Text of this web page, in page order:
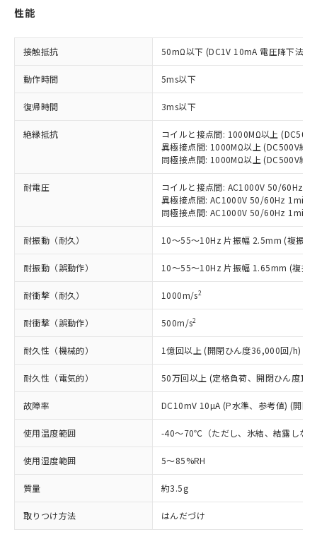
性能
接触抵抗 50mΩ以下 (DC1V 10mA 電圧降下法)
動作時間 5ms以下
復帰時間 3ms以下
絶縁抵抗
コイルと接点間: 1000MΩ以上
異極接点間: 1000MΩ以上 (DC500V絶
同極接点間: 1000MΩ以上 (DC500V絶
耐電圧
コイルと接点間: AC1000V 50/60Hz
異極接点間: AC1000V 50/60Hz 1min
同極接点間: AC1000V 50/60Hz 1min
耐振動（耐久） 10～55～10Hz 片振幅 2.5mm (複振幅
耐振動（誤動作） 10～55～10Hz 片振幅 1.65mm (複振
耐衝撃（耐久） 1000m/s2
耐衝撃（誤動作） 500m/s2
耐久性（機械的） 1億回以上 (開閉ひん度36,000回/h)
耐久性（電気的） 50万回以上 (定格負荷、開閉ひん度
故障率 DC10mV 10µA (P水準、参考値) (開閉
使用温度範囲 -40～70℃（ただし、氷結、結露しな
使用湿度範囲 5～85%RH
質量 約3.5g
取りつけ方法 はんだづけ
以下の条件をお読みいただき、同意のうえ
ご利用ください。
本サービスは、当社制御機器事業取扱
商品の当社在庫状況および標準価格
(税抜)を提供させていただくもので
当社制御機器事業取扱商品の中には、
本サービスの対象外となる商品もある
ことをご了承ください。
在庫状況および標準価格照会結果は、
記載している更新日時点での社内デー
タに基づき作成されるものであり、閲
覧された時点での実際の在庫および標
準価格とは異なる場合があることをご
了承ください。
正式な納期状況および標準価格はお客
様のお取引先、またはお客様担当のオ
ムロン制御機器販売店・当社販売員に
ご相談ください。
オムロン制御機器販売店や当社販売拠
点は「
販売ネットワーク
」をご確認
在庫状況および標準価格結果を当社の
事前の承諾なく第三者に漏洩または開
示しないようお願いします。
マイパーツ機能（部品リスト作成サー
ビス）をご利用いただくには、I-Web
メンバーズにご登録されている必要が
お客様が当ウェブサイト上で当社にご
登録された部品リストについて、当社
商品です。
対応予定なし：EU RoHS指令（10物質）の
非含有に非対応の商品で、対応品を出す予
定はありません。
非含有の対応状況を調査中または確認中の
商品です。
非該当品：ライセンス料など無形物で、有
害物質有無と関係のない商品です。
仕入先様の事情により、非含有部品として
いたものが、含有品と判明した場合などや
むを得ず変更することがあります。
鉛(Pb) 1000ppm以下、 水銀(Hg) 1000ppm以下、 カド
ミウム(Cd) 100ppm以下、
六価クロム(Cr(Ⅵ)) 1000ppm以下、ポリ臭化ビフェニル
類(PBB) 1000ppm以下、ポリ臭化ジフェニルエーテル類
(PBDE) 1000ppm以下、フタル酸ビス(2-エチルヘキシ
ル) (DEHP)(別名：DOP) 1000ppm以下、フタル酸ブチ
ルベンジル（BBP） 1000ppm以下、フタル酸ジブチル
（DBP） 1000ppm以下、フタル酸ジイソブチル
(DIBP) 1000ppm以下
但し、RoHS指令で産業用監視および制御機器に対する
適用除外項目は除く。
フタル酸エステル類の４物質については閾値を超える意
部品在庫の切り替え状況などにより、予定
月が前後することがあります。
※3 非含有証明書ダウンロード
※1 中国RoHS○×表
「○」：最大均質材料含有率が中国RoHSの
基準値以下であることを示します。
「×」：最大均質材料含有率が中国RoHSの
基準値を超えていることを示します。
「－」：未確認です。当社販売部門へお問
*中国RoHS10物質の基準値 (GB/T26572)：
Pb(鉛) :1000ppm、 Hg(水銀) : 1000ppm、 Cd(カドミウ
ム) : 100ppm、
ニル類) : 1000ppm、 PBDEs(ポリ臭化ジフェニルエーテ
ル類) : 1000ppm、
DBP(フタル酸ジブチル) : 1000ppm、 DIBP(フタル酸ジ
イソブチル) : 1000ppm、 BBP(フタル酸ブチルベンジ
ル) : 1000ppm、
DEHP(フタル酸ビス(2-エチルヘキシル)) : 1000ppm
※2 環境保護使用期限
「ｅ」：有害物質（10物質）のすべてが基
準値以下であることを示します。
「10」：通常の使用状況下において有害物
質が外部に漏えいし、環境に深刻な影響を
及ぼさない年数を意味します。
「－」：未確認です。当社販売部門へお問
当社は、これら貴社製品のうち、外国
為替および外国貿易法に定める商品
（以下｢規制貨物等」という）を輸出
または国外への提供する場合は、日本
国政府の輸出許可(または役務取引許
可)を取得するなどの必要な手続きを
当社は規制貨物を破棄する場合は、完
全に破砕するなど、違法に輸出されな
いよう必要な手段を講じます。
当社は貴社製品を、核兵器、ミサイ
ル、化学兵器、生物兵器またはその他
武器並びにこれらの製造装置等に一切
使用いたしません。
当社は、貴社製品を第三者に販売する
場合は、上記1、2および3の内容を当
該第三者に通知します。また当社は、
販売先および販売に係わる関係者が違
法に輸出するおそれがある場合は、取
り引きをいたしません。
記
○ 一定数以上の在庫あり
△ 一定数には満たないが在庫あり
－
在庫なし(最新の在庫状況につ
いては、お客様のお取引先、ま
たはお客様担当のオムロン制御
機器販売店・当社販売員にご確
認ください)
白
受注生産機種、また在庫状況の
情報を公開していない機種